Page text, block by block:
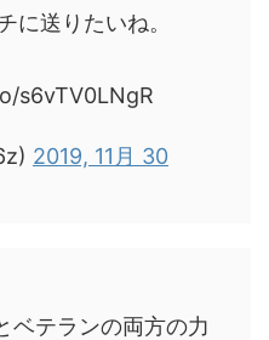
に送りたいね。
s6vTV0LNgR
2019, 11月 30
ベテランの両方の力